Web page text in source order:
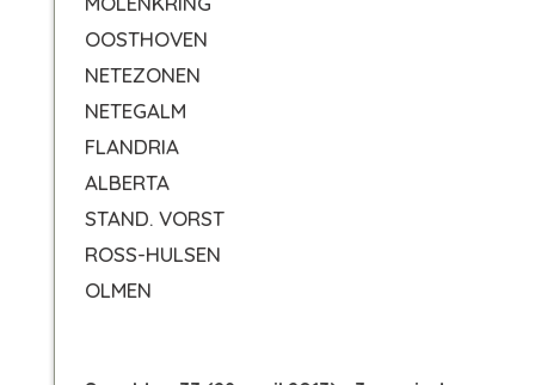
OOSTHOVEN
NETEZONEN
NETEGALM
FLANDRIA
ALBERTA
STAND. VORST
ROSS-HULSEN
OLMEN